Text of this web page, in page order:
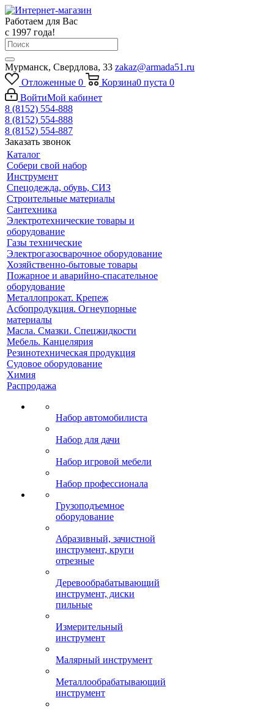
Работаем для Вас
с 1997 года!
Мурманск, Свердлова, 33 zakaz@armada51.ru
Отложенные 0 Корзина0 пуста 0
ВойтиМой кабинет
8 (8152) 554-888
8 (8152) 554-888
8 (8152) 554-887
Заказать звонок
Каталог
Собери свой набор
Инструмент
Спецодежда, обувь, СИЗ
Строительные материалы
Сантехника
Электротехнические товары и
оборудование
Газы технические
Электрогазосварочное оборудование
Хозяйственно-бытовые товары
Пожарное и аварийно-спасательное
оборудование
Металлопрокат. Крепеж
Асбопродукция. Огнеупорные
материалы
Масла. Смазки. Спецжидкости
Мебель. Канцелярия
Резинотехническая продукция
Судовое оборудование
Химия
Распродажа
Набор автомобилиста
Набор для дачи
Набор игровой мебели
Набор профессионала
Грузоподъемное
оборудование
Абразивный, зачистной
инструмент, круги
отрезные
Деревообрабатывающий
инструмент, диски
пильные
Измерительный
инструмент
Малярный инструмент
Металлообрабатывающий
инструмент